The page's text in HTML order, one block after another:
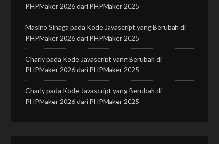
PHPMaker 2026 dari PHPMaker 2025
Masino Sinaga pada Kode Javascript yang Berubah di
PHPMaker 2026 dari PHPMaker 2025
Charlypada Kode Javascript yang Berubah di
PHPMaker 2026 dari PHPMaker 2025
Charlypada Kode Javascript yang Berubah di
PHPMaker 2026 dari PHPMaker 2025